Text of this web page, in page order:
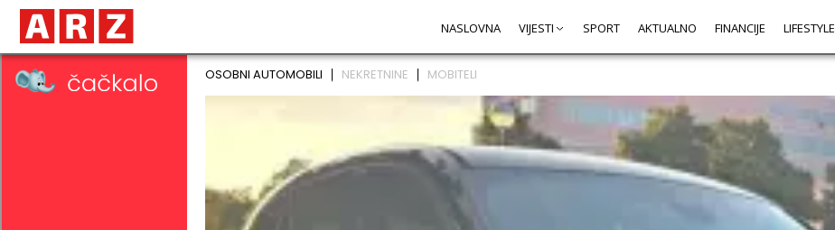
NASLOVNA VIJESTI SPORT AKTUALNO FINANCIJE LIFESTYLE